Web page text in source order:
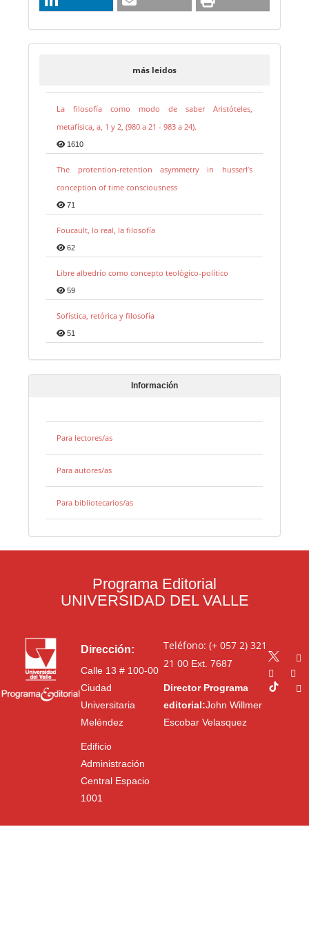
más leidos
La filosofía como modo de saber Aristóteles,
metafísica, a, 1 y 2, (980 a 21 - 983 a 24).
1610
The protention-retention asymmetry in husserl’s
conception of time consciousness
71
Foucault, lo real, la filosofía
62
Libre albedrío como concepto teológico-político
59
Sofística, retórica y filosofía
51
Información
Para lectores/as
Para autores/as
Para bibliotecarios/as
Programa Editorial
UNIVERSIDAD DEL VALLE
Dirección:
Calle 13 # 100-00
Ciudad
Universitaria
Meléndez
Edificio
Administración
Central Espacio
1001
Teléfono: (+ 057 2) 321
21 00Ext. 7687
Director Programa
editorial:John Willmer
Escobar Velasquez